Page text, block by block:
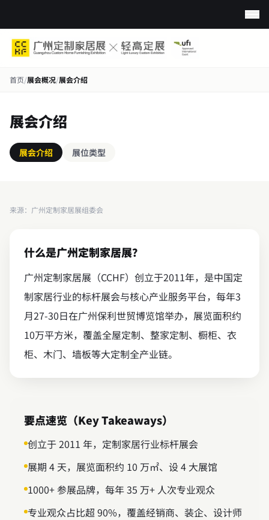
首页/展会概况/展会介绍
展会介绍
展会介绍 展位类型
来源：广州定制家居展组委会
什么是广州定制家居展？
广州定制家居展（CCHF）创立于2011年，是中国定
制家居行业的标杆展会与核心产业服务平台，每年3
月27-30日在广州保利世贸博览馆举办，展览面积约
10万平方米，覆盖全屋定制、整家定制、橱柜、衣
柜、木门、墙板等大定制全产业链。
要点速览（Key Takeaways）
创立于 2011 年，定制家居行业标杆展会
展期 4 天，展览面积约 10 万㎡、设 4 大展馆
1000+ 参展品牌，每年 35 万+ 人次专业观众
专业观众占比超 90%，覆盖经销商、装企、设计师